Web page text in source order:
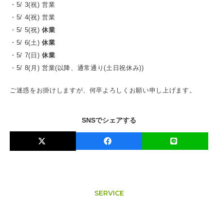
・5/ 3(祝) 営業
・5/ 4(祝) 営業
・5/ 5(祝) 休業
・5/ 6(土) 休業
・5/ 7(日) 休業
・5/ 8(月) 営業(以降、通常通り(土日祝休み))
ご迷惑をお掛けしますが、何卒よろしくお願い申し上げます。
SNSでシェアする
SERVICE